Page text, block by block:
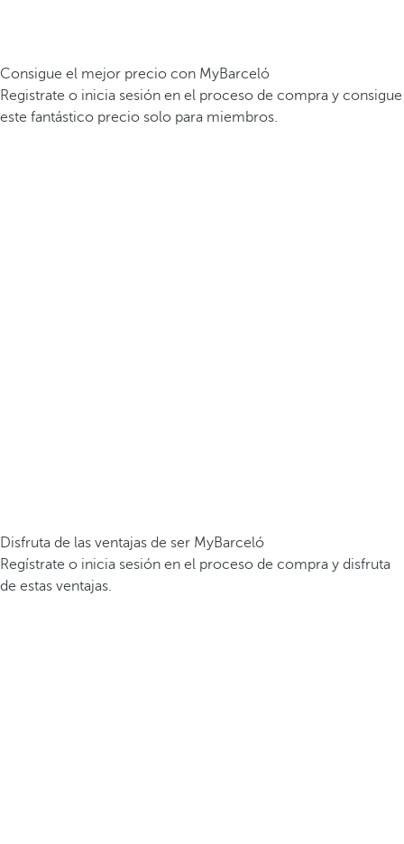
Consigue el mejor precio con MyBarceló
Registrate o inicia sesión en el proceso de compra y consigue
este fantástico precio solo para miembros.
Disfruta de las ventajas de ser MyBarceló
Regístrate o inicia sesión en el proceso de compra y disfruta
de estas ventajas.